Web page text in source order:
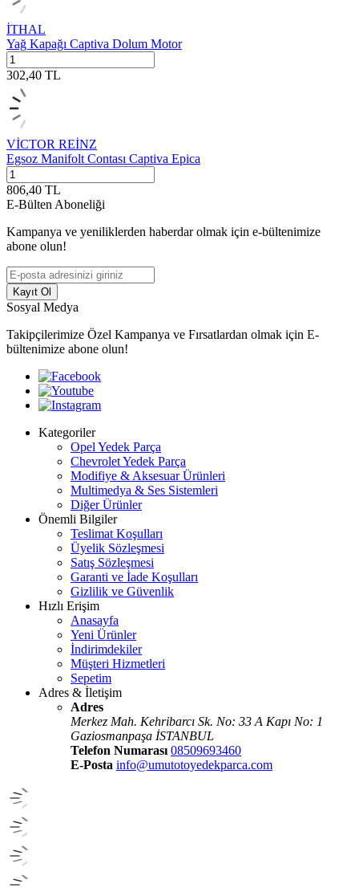
İTHAL
Yağ Kapağı Captiva Dolum Motor
302,40 TL
VİCTOR REİNZ
Egsoz Manifolt Contası Captiva Epica
806,40 TL
E-Bülten Aboneliği
Kampanya ve yeniliklerden haberdar olmak için e-bültenimize
abone olun!
Kayıt Ol
Sosyal Medya
Takipçilerimize Özel Kampanya ve Fırsatlardan olmak için E-
bültenimize abone olun!
Kategoriler
Opel Yedek Parça
Chevrolet Yedek Parça
Modifiye & Aksesuar Ürünleri
Multimedya & Ses Sistemleri
Diğer Ürünler
Önemli Bilgiler
Teslimat Koşulları
Üyelik Sözleşmesi
Satış Sözleşmesi
Garanti ve İade Koşulları
Gizlilik ve Güvenlik
Hızlı Erişim
Anasayfa
Yeni Ürünler
İndirimdekiler
Müşteri Hizmetleri
Sepetim
Adres & İletişim
Adres
Merkez Mah. Kehribarcı Sk. No: 33 A Kapı No: 1
Gaziosmanpaşa İSTANBUL
Telefon Numarası 08509693460
E-Posta info@umutotoyedekparca.com